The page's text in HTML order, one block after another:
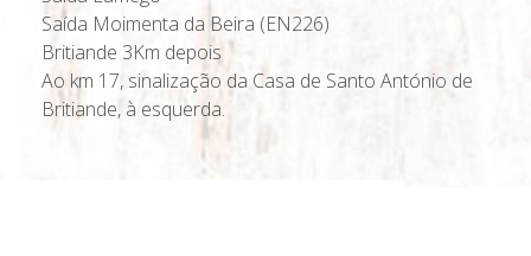
Saída Moimenta da Beira (EN226)
Britiande 3Km depois
Ao km 17, sinalização da Casa de Santo António de
Britiande, à esquerda.